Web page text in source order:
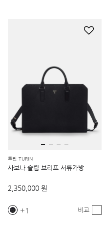
투린 TURIN
사보나 슬림 브리프 서류가방
2,350,000 원
1 비교